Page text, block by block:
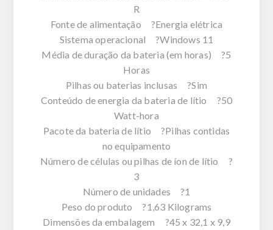
R
Fonte de alimentação ?Energia elétrica
Sistema operacional ?Windows 11
Média de duração da bateria (em horas) ?5
Horas
Pilhas ou baterias inclusas ?Sim
Conteúdo de energia da bateria de lítio ?50
Watt-hora
Pacote da bateria de lítio ?Pilhas contidas
no equipamento
Número de células ou pilhas de íon de lítio ?
3
Número de unidades ?1
Peso do produto ?1,63 Kilograms
Dimensões da embalagem ?45 x 32,1 x 9,9